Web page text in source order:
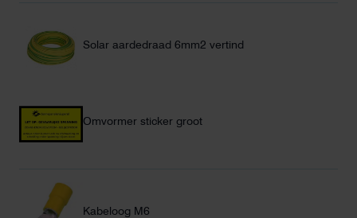
Solar aardedraad 6mm2 vertind
Omvormer sticker groot
Kabeloog M6